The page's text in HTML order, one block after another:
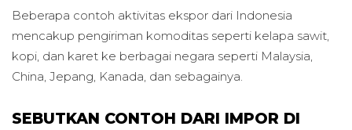
Beberapa contoh aktivitas ekspor dari Indonesia
mencakup pengiriman komoditas seperti kelapa sawit,
kopi, dan karet ke berbagai negara seperti Malaysia,
China, Jepang, Kanada, dan sebagainya.
SEBUTKAN CONTOH DARI IMPOR DI